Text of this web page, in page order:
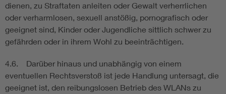
dienen, zu Straftaten anleiten oder Gewalt verherrlichen
oder verharmlosen, sexuell anstößig, pornografisch oder
geeignet sind, Kinder oder Jugendliche sittlich schwer zu
gefährden oder in ihrem Wohl zu beeinträchtigen.
4.6. Darüber hinaus und unabhängig von einem
eventuellen Rechtsverstoß ist jede Handlung untersagt, die
geeignet ist, den reibungslosen Betrieb des WLANs zu